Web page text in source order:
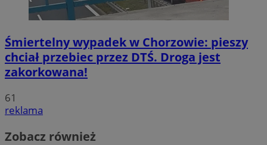
Śmiertelny wypadek w Chorzowie: pieszy
chciał przebiec przez DTŚ. Droga jest
zakorkowana!
61
reklama
Zobacz również